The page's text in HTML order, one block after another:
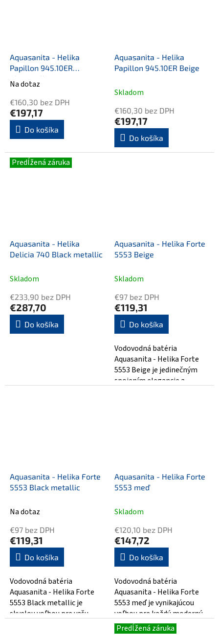
Aquasanita - Helika
Papillon 945.10ER
Alumetallic
Priemerné
hodnotenie
produktu
je
5,0
z
5
hviezdičiek.
Na dotaz
€160,30 bez DPH
€197,17
Do košíka
Aquasanita - Helika
Papillon 945.10ER Beige
Skladom
€160,30 bez DPH
€197,17
Do košíka
Predĺžená záruka
Aquasanita - Helika
Delicia 740 Black metallic
Skladom
€233,90 bez DPH
€287,70
Do košíka
Aquasanita - Helika Forte
5553 Beige
Skladom
€97 bez DPH
€119,31
Do košíka
Vodovodná batéria
Aquasanita - Helika Forte
5553 Beige je jedinečným
spojením elegancie a
Aquasanita - Helika Forte
5553 Black metallic
Na dotaz
€97 bez DPH
€119,31
Do košíka
Vodovodná batéria
Aquasanita - Helika Forte
5553 Black metallic je
skvelou voľbou pre vašu
Aquasanita - Helika Forte
5553 meď
Skladom
€120,10 bez DPH
€147,72
Do košíka
Vodovodná batéria
Aquasanita - Helika Forte
5553 meď je vynikajúcou
voľbou pre každú modernú
kúpeľňu. S eleganciou a
kvalitou, ktorú...
Predĺžená záruka